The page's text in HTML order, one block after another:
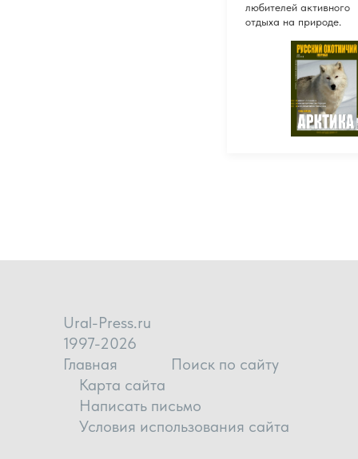
любителей активного
отдыха на природе.
Ural-Press.ru
1997-2026
Главная
Поиск по сайту
Карта сайта
Написать письмо
Условия использования сайта